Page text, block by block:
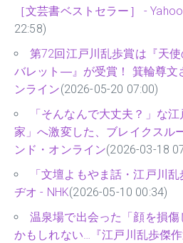
［文芸書ベストセラー］ -
22:58)
第72回江戸川乱歩賞は『天
バレット―』が受賞！ 箕輪尊文
ンライン(2026-05-20 07:00)
「そんなんで大丈夫？」な
家」へ激変した、ブレイクスル
ンド・オンライン(2026-03-18
「文壇よもやま話・江戸川
ヂオ - NHK(2026-05-10 00:34)
温泉場で出会った「顔を損
かもしれない…『江戸川乱歩傑